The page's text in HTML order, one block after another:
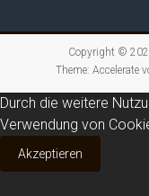
Copyright ©
Theme:Accelerate
Durch die weitere
Verwendung von
Akzeptieren